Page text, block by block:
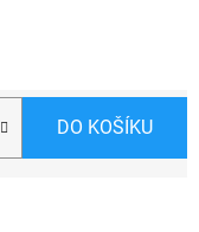
DO KOŠÍKU